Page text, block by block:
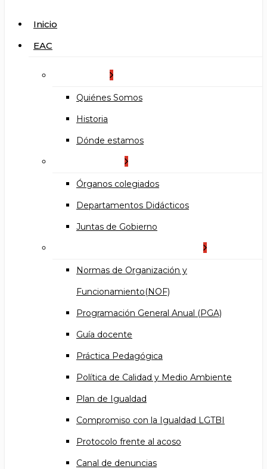
search
Menu
Inicio
EAC
Quiénes Somos
Historia
Dónde estamos
Órganos colegiados
Departamentos Didácticos
Juntas de Gobierno
Normas de Organización y
Funcionamiento(NOF)
Programación General Anual (PGA)
Guía docente
Práctica Pedagógica
Política de Calidad y Medio Ambiente
Plan de Igualdad
Compromiso con la Igualdad LGTBI
Protocolo frente al acoso
Canal de denuncias